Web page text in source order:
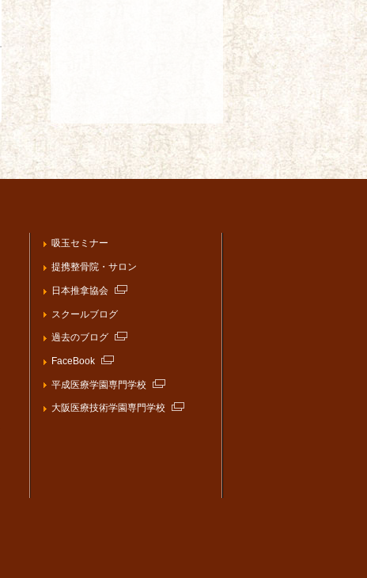
吸玉セミナー
提携整骨院・サロン
日本推拿協会
スクールブログ
過去のブログ
FaceBook
平成医療学園専門学校
大阪医療技術学園専門学校